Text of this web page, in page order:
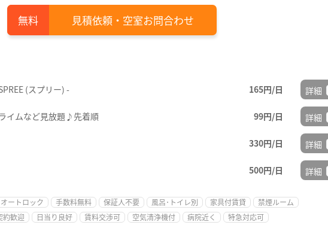
見積依頼・空室お問合わせ
(スプリー) - 165円/日 詳細
イムなど見放題♪先着順 99円/日 詳細
330円/日 詳細
500円/日 詳細
オートロック 手数料無料 保証人不要 風呂･トイレ別 家具付賃貸
禁煙ルーム
約歓迎 日当り良好 賃料交渉可 空気清浄機付 病院近く 特急対応可